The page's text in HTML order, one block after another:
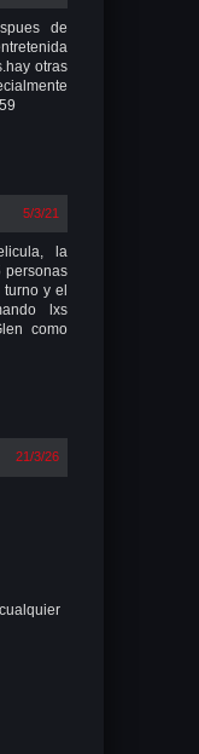
de
otras
5/3/21
la
personas
y el
lxs
como
21/3/26